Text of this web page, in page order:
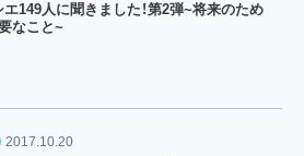
149人に聞きました！第2弾~将来のため
なこと~
2017.10.20